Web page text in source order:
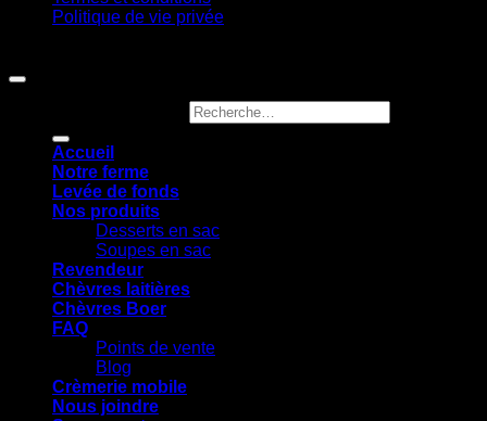
Politique de vie privée
Accueil
Notre ferme
Levée de fonds
Nos produits
Desserts en sac
Soupes en sac
Revendeur
Chèvres laitières
Chèvres Boer
FAQ
Points de vente
Blog
Crèmerie mobile
Nous joindre